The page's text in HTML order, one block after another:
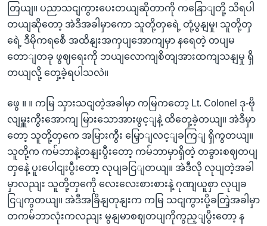
တြယျ။ ပညာသငျကွားပေးတယျဆိုတာကို ကနြောျတို့ သိရပါ
တယျဆိုတော့ အဲဒီအခါမှာကော သူတို့တှရေဲ့ တုံ့ပွနျမှု၊ သူတို့တှ
ရေဲ့ ဒီမိုကရစေီ အထိနျးအကှပျအောကျမှာ နရေတဲ့ တပျမ
တောျတခု ဖွဈရေးကို ဘယျလောကျစိတျအားထကျသနျမှု ရှိ
တယျလို့ တှေ့ခဲ့ရပါသလဲ။
ဖွေ ။ ။ ကမြ သှားသငျတဲ့အခါမှာ ကမြကတော့ Lt. Colonel ဒု-ဗို
လျမှူးကွီးအောကျ မြားသောအားဖွင့ျနဲ့ ထိတှေ့ခဲ့တယျ။ အဲဒီမှာ
တော့ သူတို့တှကေ အမြားကွီး မြှောျလင့ျခကြျ ရှိကွတယျ။
သူတို့က ကမ်ဘာနဲ့တနျးပွီးတော့ ကမ်ဘာမှာရှိတဲ့ တခွားစဈတပျ
တှနေဲ့ ပူးပေါငျးပွီးတော့ လုပျခငြျတယျ။ အဲဒီလို လုပျတဲ့အခါ
မှာလညျး သူတို့တှကေို လေးလေးစားစားနဲ့ ဂုဏျယူစှာ လုပျခ
ငြျကွတယျ။ အဲဒီအခြိနျတုနျးက ကမြ သငျကွားပို့ခတြဲ့အခါမှာ
တကမ်ဘာလုံးကလညျး မွနျမာစဈတပျကိုကွည့ျပွီးတော့ န